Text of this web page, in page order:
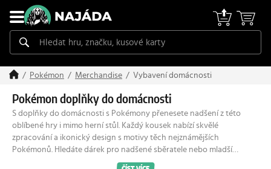
Pokémon Merchandise Vybavení domácnosti
Pokémon doplňky do domácnosti
S doplňky do domácnosti s Pokémony přenesete nadšení z této
oblíbené hry i mimo herní stůl. Každý kousek nabízí skvělé
zpracování a ikonický design s motivy těch nejznámějších
Pokémonů. Hledáte dárek pro nadšené sběratele nebo mladší
trenéry, kteří si chtějí stylově vyzdobit pokoj? Tady nesáhnete vedle.